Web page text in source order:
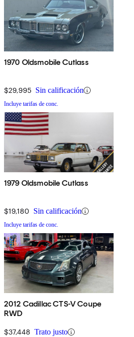
1970 Oldsmobile Cutlass
$29,995 Sin calificación
Incluye tarifas de conc.
1979 Oldsmobile Cutlass
$19,180 Sin calificación
Incluye tarifas de conc.
2012 Cadillac CTS-V Coupe
RWD
$37,448 Trato justo